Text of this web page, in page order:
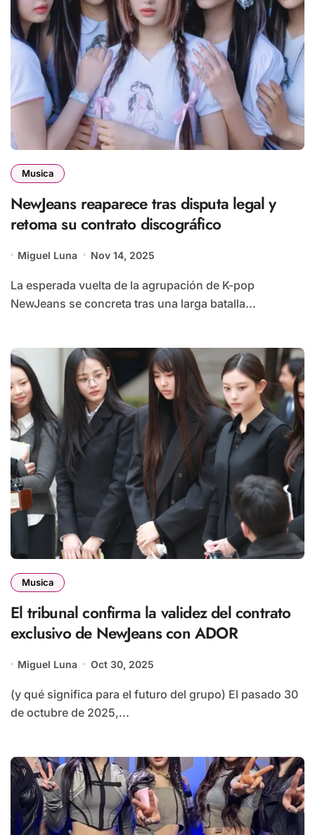
Musica
NewJeans reaparece tras disputa legal y
retoma su contrato discográfico
Miguel Luna Nov 14, 2025
La esperada vuelta de la agrupación de K-pop
NewJeans se concreta tras una larga batalla...
Musica
El tribunal confirma la validez del contrato
exclusivo de NewJeans con ADOR
Miguel Luna Oct 30, 2025
(y qué significa para el futuro del grupo) El pasado 30
de octubre de 2025,...